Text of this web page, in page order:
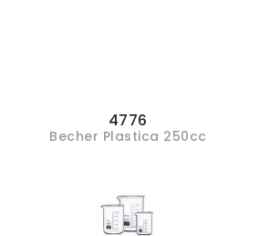
4776
Becher Plastica 250cc